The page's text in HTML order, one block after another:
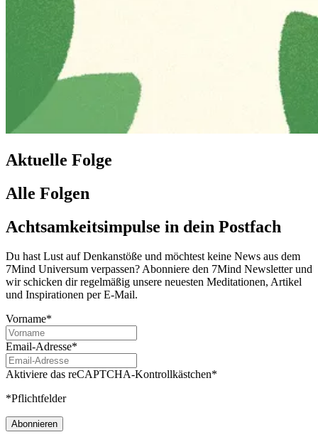
Aktuelle Folge
Alle Folgen
Achtsamkeitsimpulse in dein Postfach
Du hast Lust auf Denkanstöße und möchtest keine News aus dem
7Mind Universum verpassen? Abon­niere den 7Mind News­let­ter und
wir schicken dir regelmäßig unsere neuesten Meditationen, Artikel
und Inspirationen per E-Mail.
Vorname*
Email-Adresse*
Aktiviere das reCAPTCHA-Kontrollkästchen*
*Pflichtfelder
Abonnieren